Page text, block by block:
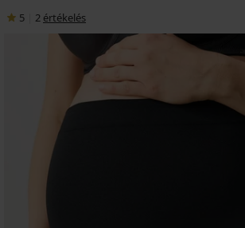
5 2 értékelés